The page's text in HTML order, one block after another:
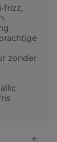
frizz,
zonder